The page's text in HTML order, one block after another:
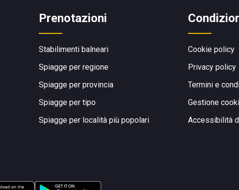
Prenotazioni
Stabilimenti balneari
Spiagge per regione
Spiagge per provincia
Spiagge per tipo
Spiagge per località più popolari
Cookie policy
Privacy policy
Termini e
Gestione
Accessibilità